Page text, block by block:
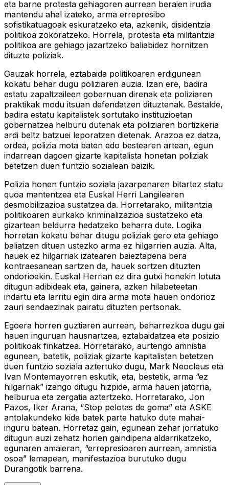
eta barne protesta gehiagoren aurrean beraien irudia
mantendu ahal izateko, arma errepresibo
sofistikatuagoak eskuratzeko eta, azkenik, disidentzia
politikoa zokoratzeko. Horrela, protesta eta militantzia
politikoa are gehiago jazartzeko baliabidez hornitzen
dituzte poliziak.
Gauzak horrela, eztabaida politikoaren erdigunean
kokatu behar dugu poliziaren auzia. Izan ere, badira
estatu zapaltzaileen gobernuan direnak eta poliziaren
praktikak modu itsuan defendatzen dituztenak. Bestalde,
badira estatu kapitalistek sortutako instituzioetan
gobernatzea helburu dutenak eta poliziaren bortizkeria
ardi beltz batzuei leporatzen dietenak. Arazoa ez datza,
ordea, polizia mota baten edo bestearen artean, egun
indarrean dagoen gizarte kapitalista honetan poliziak
betetzen duen funtzio sozialean baizik.
Polizia honen funtzio soziala jazarpenaren bitartez statu
quoa mantentzea eta Euskal Herri Langilearen
desmobilizazioa sustatzea da. Horretarako, militantzia
politikoaren aurkako kriminalizazioa sustatzeko eta
gizartean beldurra hedatzeko beharra dute. Logika
horretan kokatu behar ditugu poliziak gero eta gehiago
baliatzen dituen ustezko arma ez hilgarrien auzia. Alta,
hauek ez hilgarriak izatearen baieztapena bera
kontraesanean sartzen da, hauek sortzen dituzten
ondorioekin. Euskal Herrian ez dira gutxi honekin lotuta
ditugun adibideak eta, gainera, azken hilabeteetan
indartu eta larritu egin dira arma mota hauen ondorioz
zauri sendaezinak pairatu dituzten pertsonak.
Egoera horren guztiaren aurrean, beharrezkoa dugu gai
hauen inguruan hausnartzea, eztabaidatzea eta posizio
politikoak finkatzea. Horretarako, aurtengo amnistia
egunean, batetik, poliziak gizarte kapitalistan betetzen
duen funtzio soziala aztertuko dugu, Mark Neocleus eta
Ivan Montemayorren eskutik, eta, bestetik, arma “ez
hilgarriak” izango ditugu hizpide, arma hauen jatorria,
helburua eta zergatia aztertzeko. Horretarako, Jon
Pazos, Iker Arana, “Stop pelotas de goma” eta ASKE
antolakundeko kide batek parte hatuko dute mahai-
inguru batean. Horretaz gain, egunean zehar jorratuko
ditugun auzi zehatz horien gaindipena aldarrikatzeko,
egunaren amaieran, “errepresioaren aurrean, amnistia
osoa” lemapean, manifestazioa burutuko dugu
Durangotik barrena.